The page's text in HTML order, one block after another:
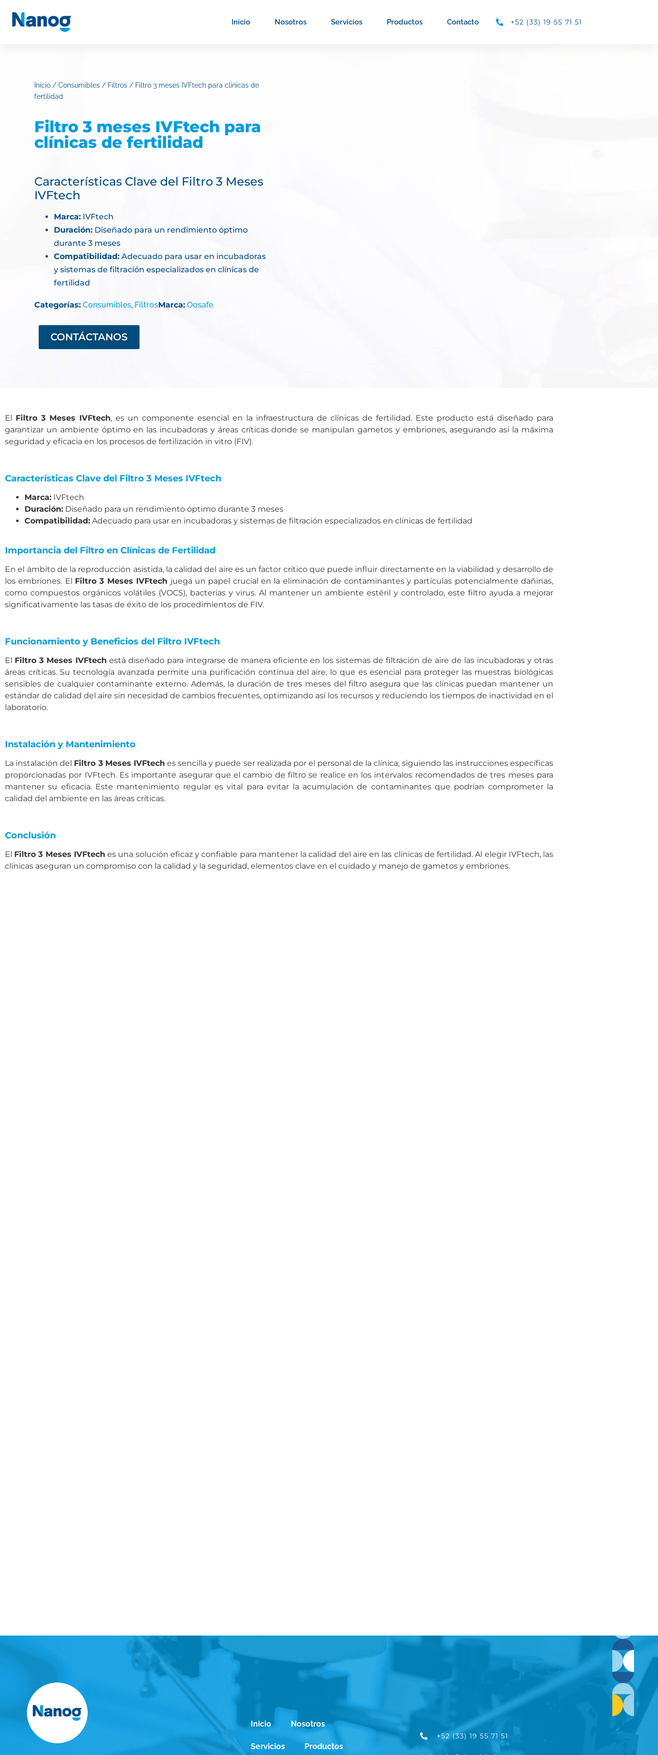
Inicio Nosotros Servicios Productos Contacto +52 (33) 19 55 71 51
Inicio / Consumibles / Filtros / Filtro 3 meses IVFtech para clínicas de
fertilidad
Filtro 3 meses IVFtech para
clínicas de fertilidad
Características Clave del Filtro 3 Meses
IVFtech
Marca: IVFtech
Duración: Diseñado para un rendimiento óptimo
durante 3 meses
Compatibilidad: Adecuado para usar en incubadoras
y sistemas de filtración especializados en clínicas de
fertilidad
Categorías: Consumibles, FiltrosMarca: Oosafe
CONTÁCTANOS
El Filtro 3 Meses IVFtech, es un componente esencial en la infraestructura de clínicas de fertilidad. Este producto está diseñado para
garantizar un ambiente óptimo en las incubadoras y áreas críticas donde se manipulan gametos y embriones, asegurando así la máxima
seguridad y eficacia en los procesos de fertilización in vitro (FIV).
Características Clave del Filtro 3 Meses IVFtech
Marca: IVFtech
Duración: Diseñado para un rendimiento óptimo durante 3 meses
Compatibilidad: Adecuado para usar en incubadoras y sistemas de filtración especializados en clínicas de fertilidad
Importancia del Filtro en Clínicas de Fertilidad
En el ámbito de la reproducción asistida, la calidad del aire es un factor crítico que puede influir directamente en la viabilidad y desarrollo de
los embriones. El Filtro 3 Meses IVFtech juega un papel crucial en la eliminación de contaminantes y partículas potencialmente dañinas,
como compuestos orgánicos volátiles (VOCS), bacterias y virus. Al mantener un ambiente estéril y controlado, este filtro ayuda a mejorar
significativamente las tasas de éxito de los procedimientos de FIV.
Funcionamiento y Beneficios del Filtro IVFtech
El Filtro 3 Meses IVFtech está diseñado para integrarse de manera eficiente en los sistemas de filtración de aire de las incubadoras y otras
áreas críticas. Su tecnología avanzada permite una purificación continua del aire, lo que es esencial para proteger las muestras biológicas
sensibles de cualquier contaminante externo. Además, la duración de tres meses del filtro asegura que las clínicas puedan mantener un
estándar de calidad del aire sin necesidad de cambios frecuentes, optimizando así los recursos y reduciendo los tiempos de inactividad en el
laboratorio.
Instalación y Mantenimiento
La instalación del Filtro 3 Meses IVFtech es sencilla y puede ser realizada por el personal de la clínica, siguiendo las instrucciones específicas
proporcionadas por IVFtech. Es importante asegurar que el cambio de filtro se realice en los intervalos recomendados de tres meses para
mantener su eficacia. Este mantenimiento regular es vital para evitar la acumulación de contaminantes que podrían comprometer la
calidad del ambiente en las áreas críticas.
Conclusión
El Filtro 3 Meses IVFtech es una solución eficaz y confiable para mantener la calidad del aire en las clínicas de fertilidad. Al elegir IVFtech, las
clínicas aseguran un compromiso con la calidad y la seguridad, elementos clave en el cuidado y manejo de gametos y embriones.
Inicio Nosotros
Servicios Productos
+52 (33) 19 55 71 51